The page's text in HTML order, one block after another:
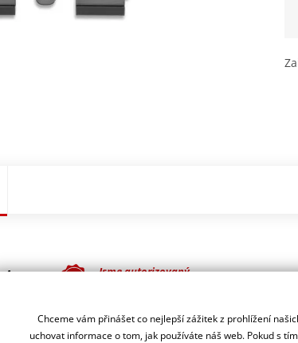
Jsme autorizovaný
Chceme vám přinášet co nejlepší zážitek z prohlížení
uchovat informace o tom, jak používáte náš web. Pokud s